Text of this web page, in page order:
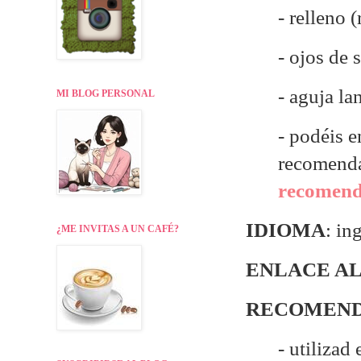
- relleno
- ojos de
- aguja
- podéis
IDIOMA:
ENLACE
- utilizad
MI BLOG PERSONAL
¿ME INVITAS A UN CAFÉ?